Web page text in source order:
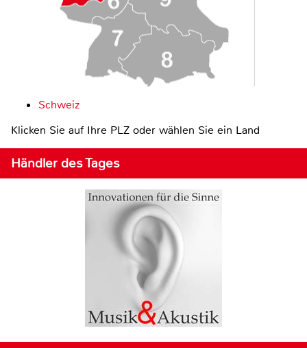
Schweiz
Klicken Sie auf Ihre PLZ oder wählen Sie ein Land
Händler des Tages